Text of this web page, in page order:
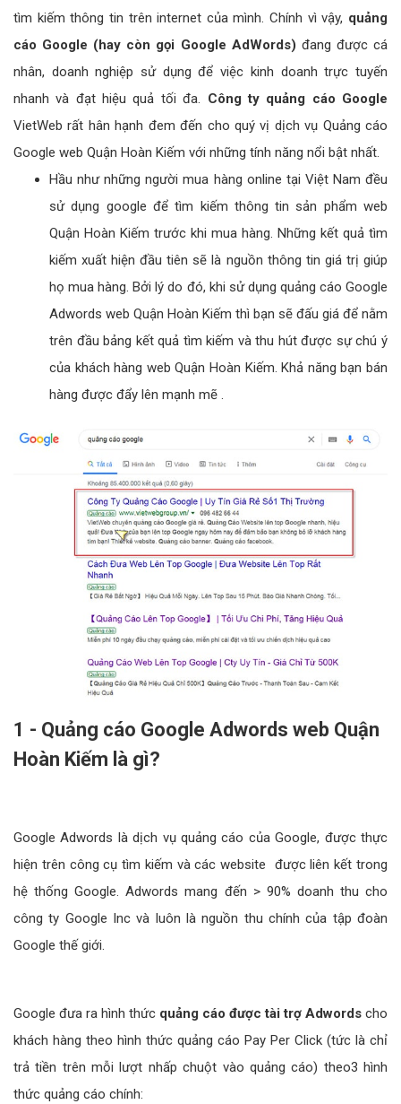
tìm kiếm thông tin trên internet của mình. Chính vì vậy, quảng
cáo Google (hay còn gọi Google AdWords) đang được cá
nhân, doanh nghiệp sử dụng để việc kinh doanh trực tuyến
nhanh và đạt hiệu quả tối đa. Công ty quảng cáo Google
VietWeb rất hân hạnh đem đến cho quý vị dịch vụ Quảng cáo
Google web Quận Hoàn Kiếm với những tính năng nổi bật nhất.
Hầu như những người mua hàng online tại Việt Nam đều
sử dụng google để tìm kiếm thông tin sản phẩm web
Quận Hoàn Kiếm trước khi mua hàng. Những kết quả tìm
kiếm xuất hiện đầu tiên sẽ là nguồn thông tin giá trị giúp
họ mua hàng. Bởi lý do đó, khi sử dụng quảng cáo Google
Adwords web Quận Hoàn Kiếm thì bạn sẽ đấu giá để nằm
trên đầu bảng kết quả tìm kiếm và thu hút được sự chú ý
của khách hàng web Quận Hoàn Kiếm. Khả năng bạn bán
hàng được đẩy lên mạnh mẽ .
1 - Quảng cáo Google Adwords web Quận
Hoàn Kiếm là gì?
Google Adwords là dịch vụ quảng cáo của Google, được thực
hiện trên công cụ tìm kiếm và các website được liên kết trong
hệ thống Google. Adwords mang đến > 90% doanh thu cho
công ty Google Inc và luôn là nguồn thu chính của tập đoàn
Google thế giới.
Google đưa ra hình thức quảng cáo được tài trợ Adwords cho
khách hàng theo hình thức quảng cáo Pay Per Click (tức là chỉ
trả tiền trên mỗi lượt nhấp chuột vào quảng cáo) theo3 hình
thức quảng cáo chính: